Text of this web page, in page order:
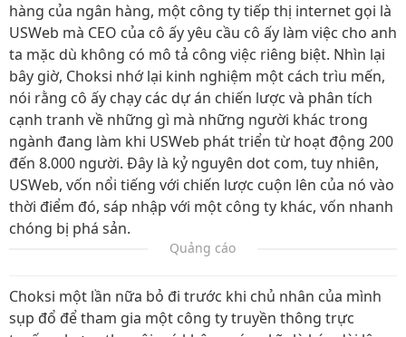
hàng của ngân hàng, một công ty tiếp thị internet gọi là
USWeb mà CEO của cô ấy yêu cầu cô ấy làm việc cho anh
ta mặc dù không có mô tả công việc riêng biệt. Nhìn lại
bây giờ, Choksi nhớ lại kinh nghiệm một cách trìu mến,
nói rằng cô ấy chạy các dự án chiến lược và phân tích
cạnh tranh về những gì mà những người khác trong
ngành đang làm khi USWeb phát triển từ hoạt động 200
đến 8.000 người. Đây là kỷ nguyên dot com, tuy nhiên,
USWeb, vốn nổi tiếng với chiến lược cuộn lên của nó vào
thời điểm đó, sáp nhập với một công ty khác, vốn nhanh
chóng bị phá sản.
Quảng cáo
Choksi một lần nữa bỏ đi trước khi chủ nhân của mình
sụp đổ để tham gia một công ty truyền thông trực